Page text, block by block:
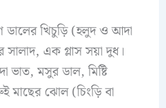
ডালের খিচুড়ি (হলুদ ও আদা
সালাদ, এক গ্লাস সয়া দুধ।
ভাত, মসুর ডাল, মিষ্টি
মাছের ঝোল (চিংড়ি বা